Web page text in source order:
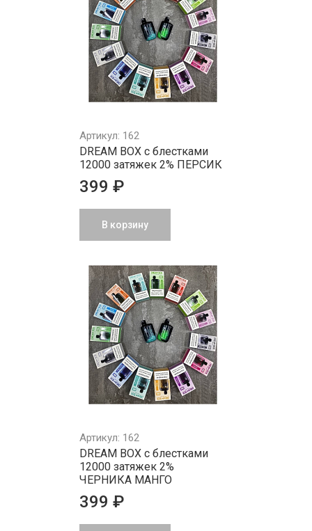
Артикул: 162
DREAM BOX с блестками
12000 затяжек 2% ПЕРСИК
399 ₽
В корзину
Артикул: 162
DREAM BOX с блестками
12000 затяжек 2%
ЧЕРНИКА МАНГО
399 ₽